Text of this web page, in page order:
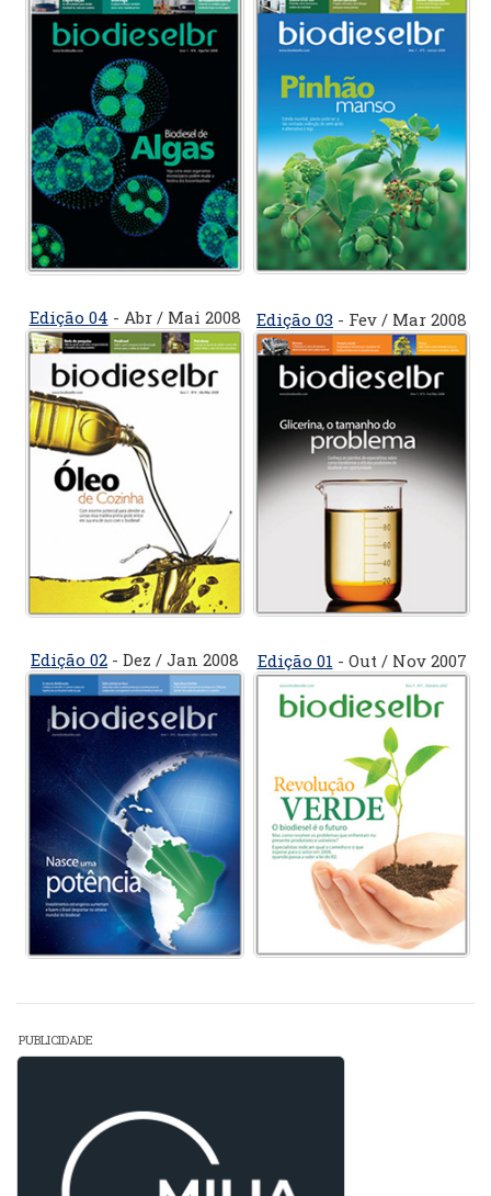
Edição 04 - Abr / Mai 2008 Edição 03 - Fev / Mar 2008
Edição 02 - Dez / Jan 2008 Edição 01 - Out / Nov 2007
PUBLICIDADE